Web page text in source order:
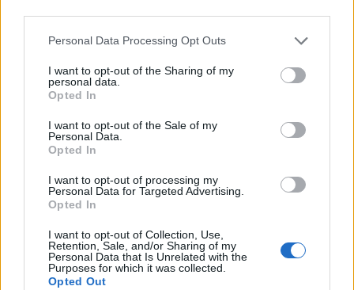
Personal Data Processing Opt Outs
I want to opt-out of the Sharing of my
personal data.
Opted In
I want to opt-out of the Sale of my
Personal Data.
Opted In
I want to opt-out of processing my
Personal Data for Targeted Advertising.
Opted In
I want to opt-out of Collection, Use,
Retention, Sale, and/or Sharing of my
Personal Data that Is Unrelated with the
Purposes for which it was collected.
Opted Out
Съобщения: 61 Получени харесвания: 27 Точки за награди: 70
Анализатор
Съобщения:
Получени харесвания:
Точки за награди:
600
лудакрава1
Генерал, женски
Съобщения:
25.3.23
esz102
Младши експерт
24.3.23
.TAINNA.
Жива легенда, женски
Съобщения: